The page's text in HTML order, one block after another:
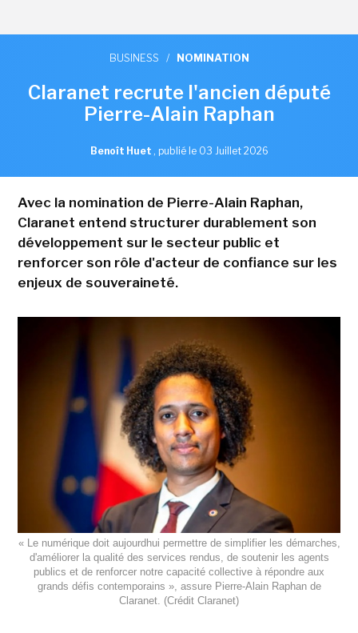
BUSINESS / NOMINATION
Claranet recrute l'ancien député
Pierre-Alain Raphan
Benoît Huet , publié le 03 Juillet 2026
Avec la nomination de Pierre-Alain Raphan,
Claranet entend structurer durablement son
développement sur le secteur public et
renforcer son rôle d'acteur de confiance sur les
enjeux de souveraineté.
« Le numérique doit aujourdhui permettre de simplifier les démarches,
d'améliorer la qualité des services rendus, de soutenir les agents
publics et de renforcer notre capacité collective à répondre aux
grands défis contemporains », assure Pierre-Alain Raphan de
Claranet. (Crédit Claranet)